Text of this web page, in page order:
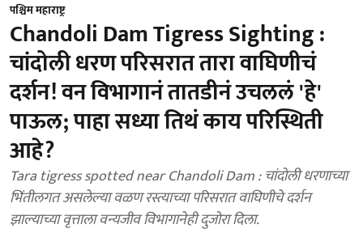
पश्चिम महाराष्ट्र
Chandoli Dam Tigress Sighting :
चांदोली धरण परिसरात तारा वाघिणीचं
दर्शन! वन विभागानं तातडीनं उचललं 'हे'
पाऊल; पाहा सध्या तिथं काय परिस्थिती
आहे?
Tara tigress spotted near Chandoli Dam : चांदोली धरणाच्या
भिंतीलगत असलेल्या वळण रस्त्याच्या परिसरात वाघिणीचे दर्शन
झाल्याच्या वृत्ताला वन्यजीव विभागानेही दुजोरा दिला.